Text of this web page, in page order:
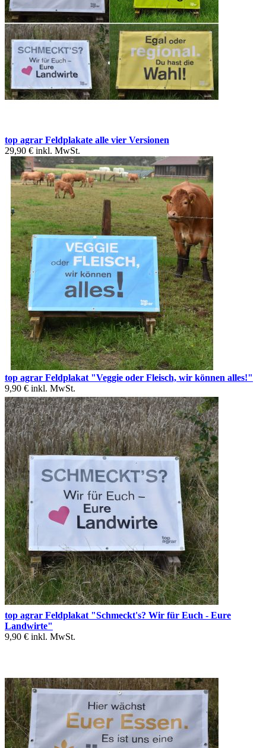
top agrar Feldplakate alle vier Versionen
29,90 € inkl. MwSt.
top agrar Feldplakat "Veggie oder Fleisch, wir können alles!"
9,90 € inkl. MwSt.
top agrar Feldplakat "Schmeckt's? Wir für Euch - Eure
Landwirte"
9,90 € inkl. MwSt.